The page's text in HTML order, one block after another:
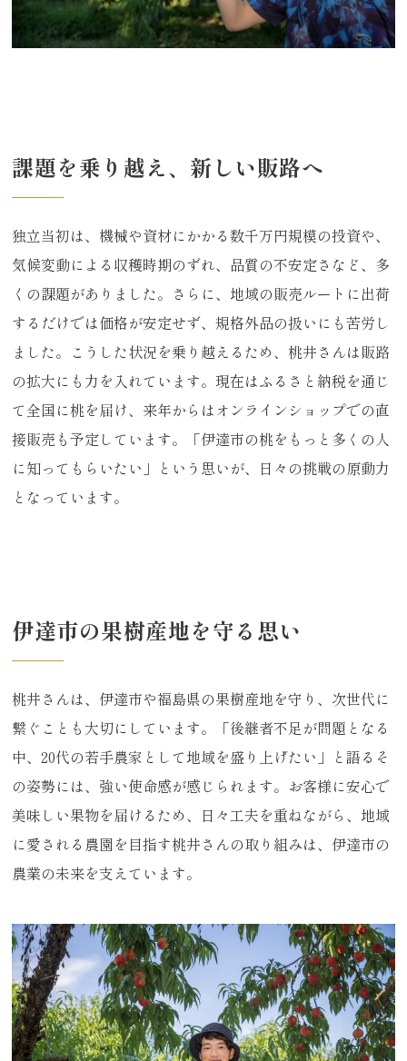
課題を乗り越え、新しい販路へ
独立当初は、機械や資材にかかる数千万円規模の投資や、
気候変動による収穫時期のずれ、品質の不安定さなど、多
くの課題がありました。さらに、地域の販売ルートに出荷
するだけでは価格が安定せず、規格外品の扱いにも苦労し
ました。こうした状況を乗り越えるため、桃井さんは販路
の拡大にも力を入れています。現在はふるさと納税を通じ
て全国に桃を届け、来年からはオンラインショップでの直
接販売も予定しています。「伊達市の桃をもっと多くの人
に知ってもらいたい」という思いが、日々の挑戦の原動力
となっています。
伊達市の果樹産地を守る思い
桃井さんは、伊達市や福島県の果樹産地を守り、次世代に
繋ぐことも大切にしています。「後継者不足が問題となる
中、20代の若手農家として地域を盛り上げたい」と語るそ
の姿勢には、強い使命感が感じられます。お客様に安心で
美味しい果物を届けるため、日々工夫を重ねながら、地域
に愛される農園を目指す桃井さんの取り組みは、伊達市の
農業の未来を支えています。